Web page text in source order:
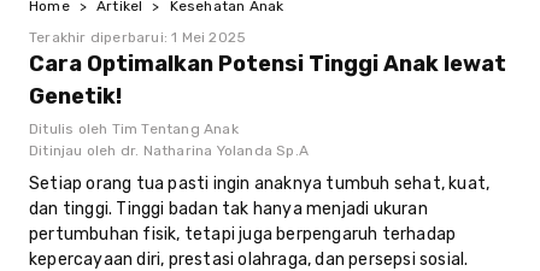
Home > Artikel >
Kesehatan Anak
Terakhir diperbarui:1 Mei 2025
Cara Optimalkan Potensi Tinggi Anak lewat
Genetik!
Ditulis oleh Tim Tentang Anak
Ditinjau oleh dr. Natharina Yolanda Sp.A
Setiap orang tua pasti ingin anaknya tumbuh sehat, kuat,
dan tinggi. Tinggi badan tak hanya menjadi ukuran
pertumbuhan fisik, tetapi juga berpengaruh terhadap
kepercayaan diri, prestasi olahraga, dan persepsi sosial.